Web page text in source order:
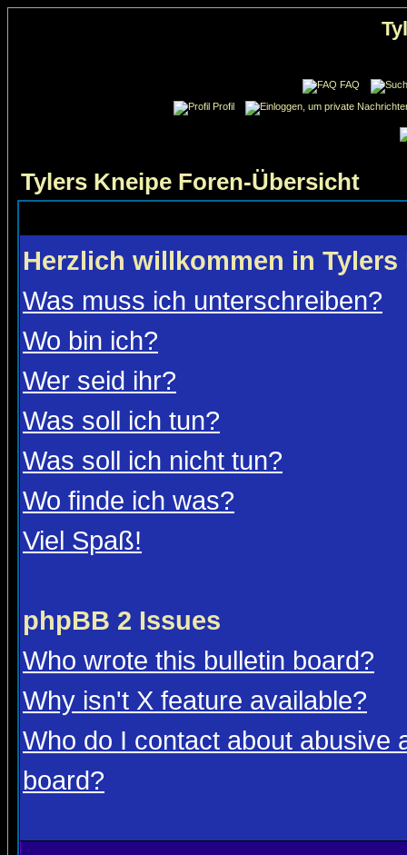
FAQ
Profil
Tylers Kneipe Foren-Übersicht
Herzlich willkommen in Tylers
Was muss ich unterschreiben?
Wo bin ich?
Wer seid ihr?
Was soll ich tun?
Was soll ich nicht tun?
Wo finde ich was?
Viel Spaß!
phpBB 2 Issues
Who wrote this bulletin board?
Why isn't X feature available?
Who do I contact about abusive
board?